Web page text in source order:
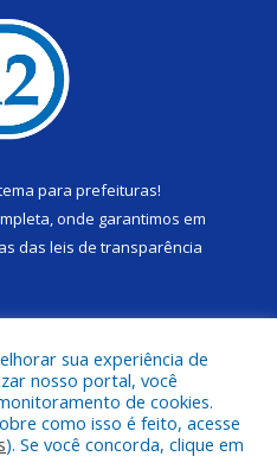
para prefeituras!
onde garantimos em
das leis de transparência
Câmara Municipal de Alenquer.
sua experiência de
nosso portal, você
de cookies.
como isso é feito, acesse
). Se você concorda, clique em